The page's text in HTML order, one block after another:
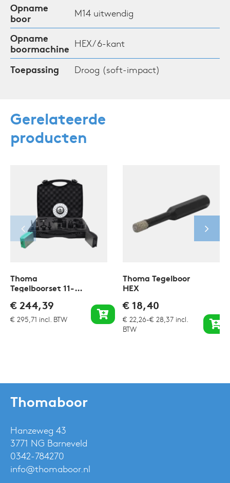
Opname
boor
M14 uitwendig
Opname
boormachine HEX / 6-kant
Toepassing Droog (soft-impact)
Gerelateerde
producten
Thoma
Tegelboorset 11-
€244,39
€295,71 incl. BTW
Thoma Tegelboor
HEX
€18,40
€22,26-€28,37incl.
BTW
Thomaboor
Hanzeweg 43
3771 NG Barneveld
0342-784270
info@thomaboor.nl